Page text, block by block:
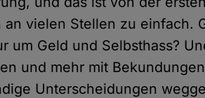
an vielen Stellen zu einfach.
um Geld und Selbsthass?
und mehr mit
Unterscheidungen